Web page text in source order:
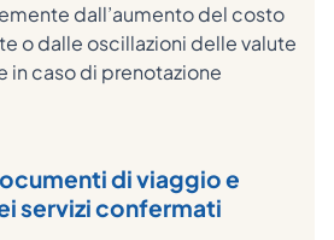
dall’aumento del costo
o dalle oscillazioni delle valute
in caso di prenotazione
di viaggio e
servizi confermati